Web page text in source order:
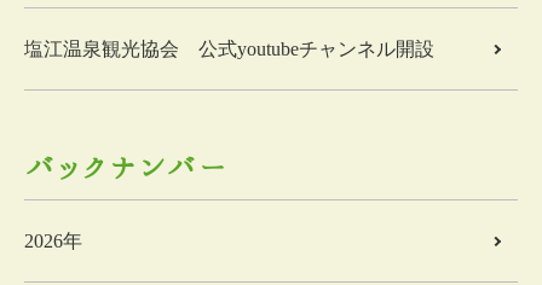
塩江温泉観光協会 公式youtubeチャンネル開設
バックナンバー
2026年